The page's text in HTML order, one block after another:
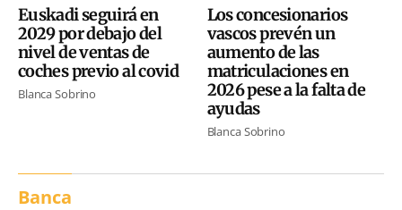
Euskadi seguirá en
2029 por debajo del
nivel de ventas de
coches previo al covid
Blanca Sobrino
Los concesionarios
vascos prevén un
aumento de las
matriculaciones en
2026 pese a la falta de
ayudas
Blanca Sobrino
Banca